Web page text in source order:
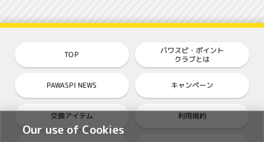
●パワスピ・ポイントクラブに登録している方
●日本国内にお住まいで、賞品の発送先住所が日本国
内の方
●My KONAMIにて、ご本人確認情報（氏名・住所・
電話番号）をご登録済みの方
※パワスピ・ポイントクラブにログインしたのち、
TOP パワスピ・ポイント
クラブとは
PAWASPI NEWS キャンペーン
交換アイテム 利用規約
Our use of Cookies